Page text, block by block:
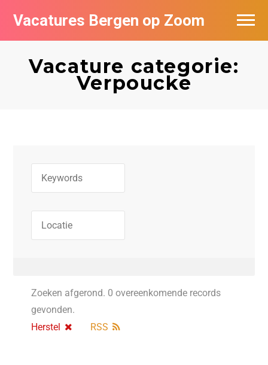
Vacatures Bergen op Zoom
Vacature categorie:
Verpoucke
Zoeken afgerond. 0 overeenkomende records
gevonden.
Herstel
RSS
Vacatures per bedrijf
De populairste vacatures in Bergen op